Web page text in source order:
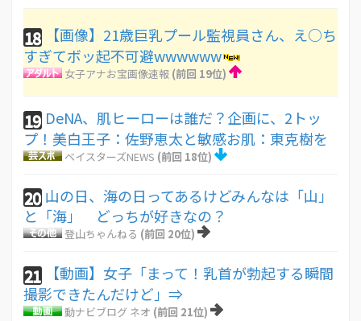
18
【画像】21歳巨乳プール監視員さん、え○ち
すぎてボッ起不可避wwwwww
女子アナお宝画像速報 (前回 19位)
19 DeNA、肌ヒーローは誰だ？企画に、2トッ
プ！美白王子：佐野恵太と敏感お肌：東克樹を
ベイスターズNEWS (前回 18位)
20 山の日、海の日ってあるけどみんなは「山」
と「海」 どっちが好きなの？
登山ちゃんねる (前回 20位)
21
【動画】女子「まって！乳首が勃起する瞬間
撮影できたんだけど」⇒
動ナビブログ ネオ (前回 21位)